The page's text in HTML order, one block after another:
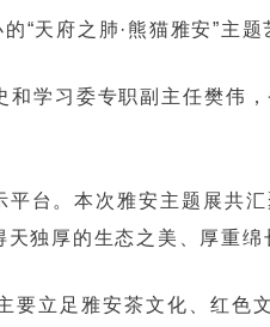
“天府之肺·熊猫雅安”主
学习委专职副主任樊伟
平台。本次雅安主题展
独厚的生态之美、厚重绵
要立足雅安茶文化、红